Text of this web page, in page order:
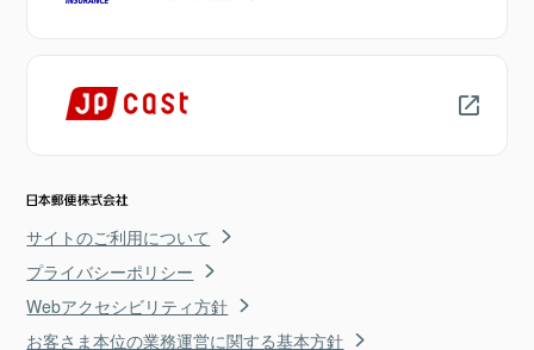
サイトのご利用について
プライバシーポリシー
Webアクセシビリティ方針
お客さま本位の業務運営に関する基本方針